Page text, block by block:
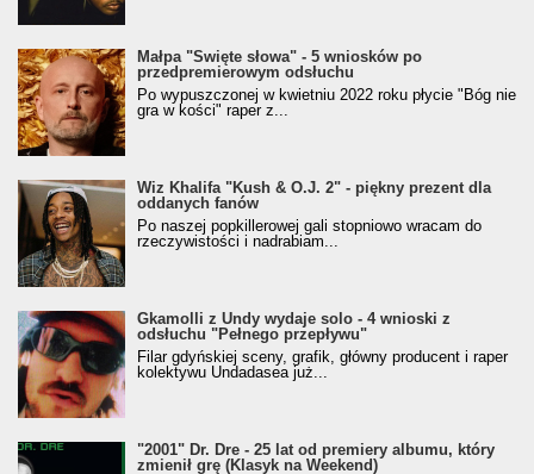
Małpa "Święte słowa" - 5 wniosków po
przedpremierowym odsłuchu
Po wypuszczonej w kwietniu 2022 roku płycie "Bóg nie
gra w kości" raper z...
Wiz Khalifa "Kush & O.J. 2" - piękny prezent dla
oddanych fanów
Po naszej popkillerowej gali stopniowo wracam do
rzeczywistości i nadrabiam...
Gkamolli z Undy wydaje solo - 4 wnioski z
odsłuchu "Pełnego przepływu"
Filar gdyńskiej sceny, grafik, główny producent i raper
kolektywu Undadasea już...
"2001" Dr. Dre - 25 lat od premiery albumu, który
zmienił grę (Klasyk na Weekend)